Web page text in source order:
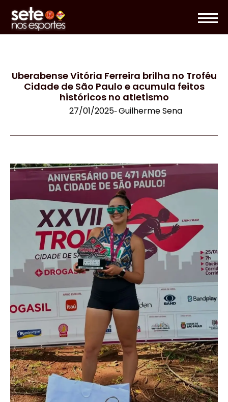
Uberabense Vitória Ferreira brilha no Troféu
Cidade de São Paulo e acumula feitos
históricos no atletismo
27/01/2025-Guilherme Sena